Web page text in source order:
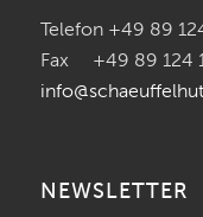
Telefon +49 89
Fax +49 89 124
NEWSLETTER